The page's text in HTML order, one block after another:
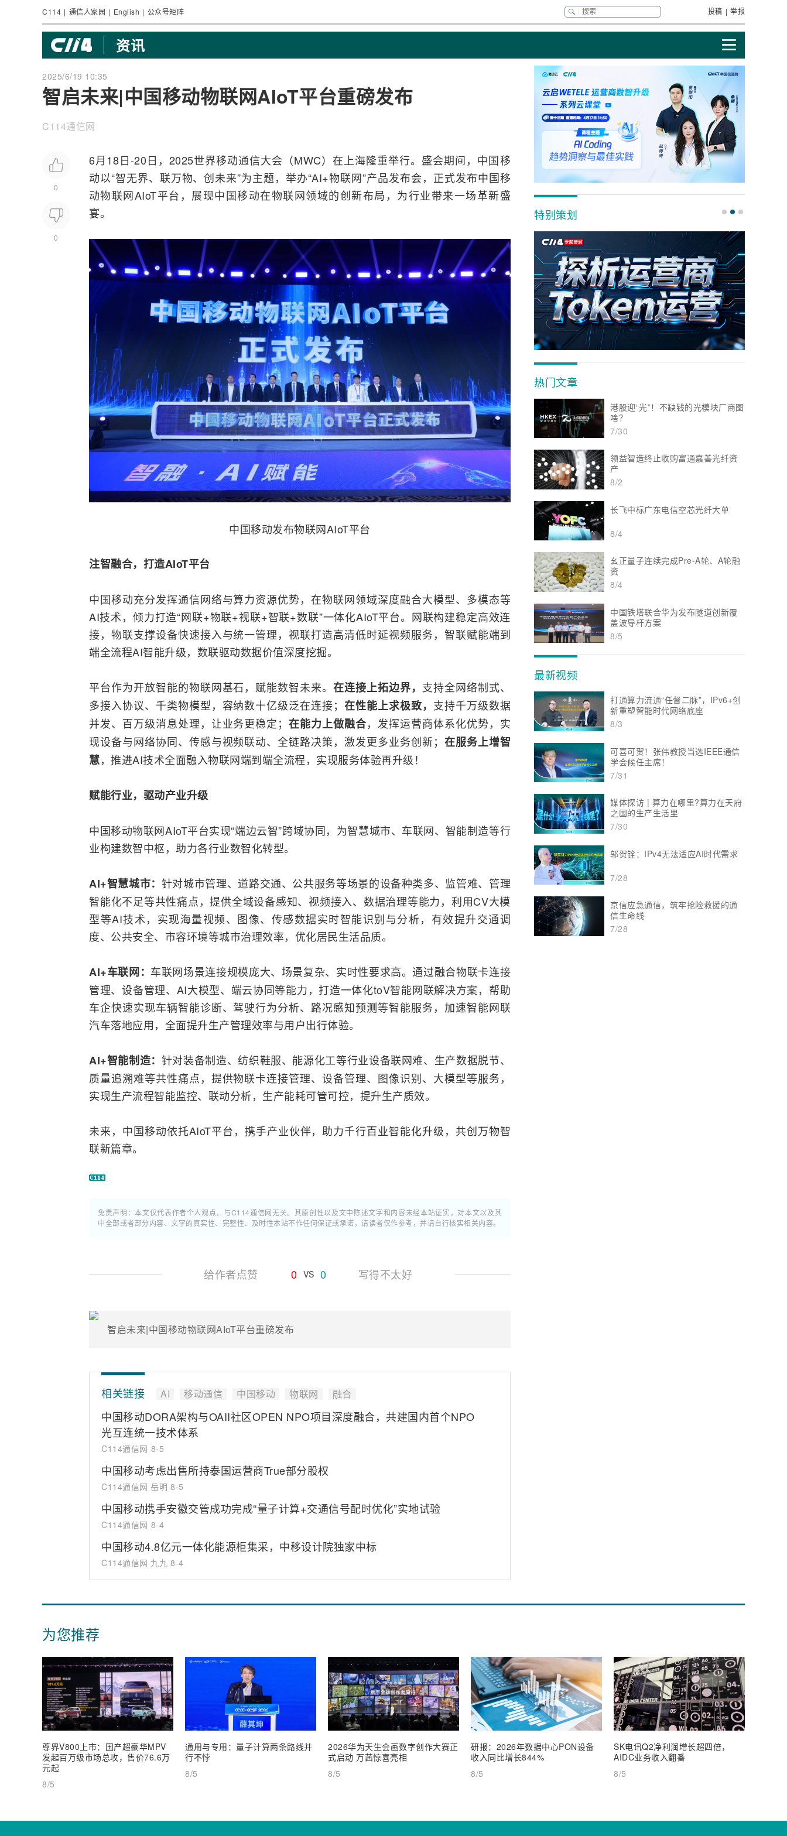
C114 | 通信人家园 | English | 公众号矩阵 投稿 | 举报
资讯
2025/6/19 10:35
智启未来|中国移动物联网AIoT平台重磅发布
C114通信网
0
0
6月18日-20日，2025世界移动通信大会（MWC）在上海隆重举行。盛会期间， 中国移
动以“智无界、联万物、创未来”为主题，举办“AI+物联网”产品发布会，正式发布中国移
动物联网AIoT平台，展现中国移动在物联网领域的创新布局，为行业带来一场革新盛
宴。
中国移动发布物联网AIoT平台
注智融合，打造AIoT平台
中国移动充分发挥通信网络与算力资源优势，在物联网领域深度融合大模型、多模态等
AI技术，倾力打造“网联+物联+视联+智联+数联”一体化AIoT平台。网联构建稳定高效连
接，物联支撑设备快速接入与统一管理，视联打造高清低时延视频服务，智联赋能端到
端全流程AI智能升级，数联驱动数据价值深度挖掘。
平台作为开放智能的物联网基石，赋能数智未来。在连接上拓边界， 支持全网络制式、
多接入协议、千类物模型，容纳数十亿级泛在连接； 在性能上求极致， 支持千万级数据
并发、百万级消息处理，让业务更稳定； 在能力上做融合，发挥运营商体系化优势，实
现设备与网络协同、传感与视频联动、全链路决策，激发更多业务创新； 在服务上增智
慧，推进AI技术全面融入物联网端到端全流程，实现服务体验再升级！
赋能行业，驱动产业升级
中国移动物联网AIoT平台实现“端边云智”跨域协同，为智慧城市、 车联网、智能制造等行
业构建数智中枢，助力各行业数智化转型。
AI+智慧城市： 针对城市管理、道路交通、公共服务等场景的设备种类多、监管难、管理
智能化不足等共性痛点，提供全域设备感知、视频接入、数据治理等能力，利用CV大模
型等AI技术，实现海量视频、图像、传感数据实时智能识别与分析，有效提升交通调
度、公共安全、市容环境等城市治理效率，优化居民生活品质。
AI+车联网： 车联网场景连接规模庞大、场景复杂、实时性要求高。通过融合物联卡连接
管理、设备管理、AI大模型、端云协同等能力，打造一体化toV智能网联解决方案，帮助
车企快速实现车辆智能诊断、驾驶行为分析、路况感知预测等智能服务，加速智能网联
汽车落地应用，全面提升生产管理效率与用户出行体验。
AI+智能制造： 针对装备制造、纺织鞋服、能源化工等行业设备联网难、生产数据脱节、
质量追溯难等共性痛点，提供物联卡连接管理、设备管理、图像识别、大模型等服务，
实现生产流程智能监控、联动分析，生产能耗可管可控，提升生产质效。
未来，中国移动依托AIoT平台，携手产业伙伴，助力千行百业智能化升级，共创万物智
联新篇章。
免责声明：本文仅代表作者个人观点，与C114通信网无关。其原创性以及文中陈述文字和内容未经本站证实，对本文以及其
中全部或者部分内容、文字的真实性、完整性、及时性本站不作任何保证或承诺，请读者仅作参考，并请自行核实相关内容。
给作者点赞 0 VS 0 写得不太好
智启未来|中国移动物联网AIoT平台重磅发布
相关链接 AI 移动通信 中国移动 物联网 融合
中国移动DORA架构与OAII社区OPEN NPO项目深度融合，共建国内首个NPO
光互连统一技术体系
C114通信网 8-5
中国移动考虑出售所持泰国运营商True部分股权
C114通信网 岳明 8-5
中国移动携手安徽交管成功完成“量子计算+交通信号配时优化”实地试验
C114通信网 8-4
中国移动4.8亿元一体化能源柜集采，中移设计院独家中标
C114通信网 九九 8-4
特别策划
热门文章
港股迎“光”！不缺钱的光模块厂商图
啥？
7/30
领益智造终止收购富通嘉善光纤资
产
8/2
长飞中标广东电信空芯光纤大单
8/4
幺正量子连续完成Pre-A轮、A轮融
资
8/4
中国铁塔联合华为发布隧道创新覆
盖波导杆方案
8/5
最新视频
打通算力流通“任督二脉”，IPv6+创
新重塑智能时代网络底座
8/3
可喜可贺！张伟教授当选IEEE通信
学会候任主席！
7/31
媒体探访 | 算力在哪里?算力在天府
之国的生产生活里
7/30
邬贺铨：IPv4无法适应AI时代需求
7/28
京信应急通信，筑牢抢险救援的通
信生命线
7/28
为您推荐
尊界V800上市：国产超豪华MPV
发起百万级市场总攻，售价76.6万
元起
8/5
通用与专用：量子计算两条路线并
行不悖
8/5
2026华为天生会画数字创作大赛正
式启动 万茜惊喜亮相
8/5
研报：2026年数据中心PON设备
收入同比增长844%
8/5
SK电讯Q2净利润增长超四倍，
AIDC业务收入翻番
8/5